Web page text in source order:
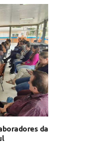
da